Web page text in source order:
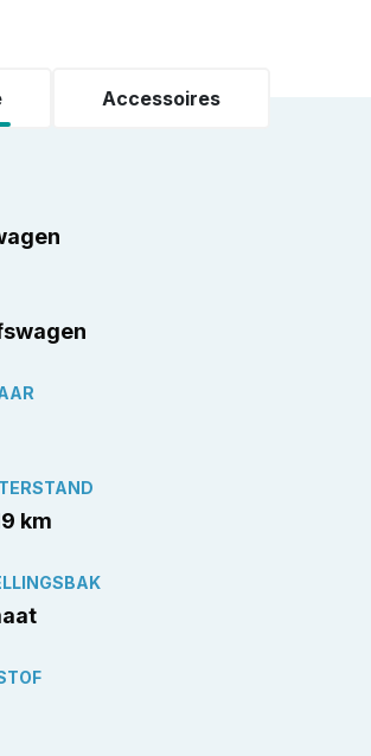
Accessoires
km